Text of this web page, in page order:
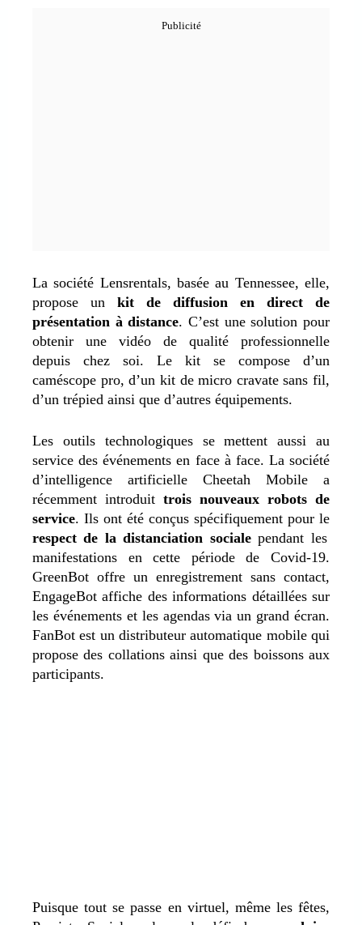
La société Lensrentals, basée au Tennessee, elle,
propose un kit de diffusion en direct de
présentation à distance. C’est une solution pour
obtenir une vidéo de qualité professionnelle
depuis chez soi. Le kit se compose d’un
caméscope pro, d’un kit de micro cravate sans fil,
d’un trépied ainsi que d’autres équipements.
Les outils technologiques se mettent aussi au
service des événements en face à face. La société
d’intelligence artificielle Cheetah Mobile a
récemment introduit trois nouveaux robots de
service. Ils ont été conçus spécifiquement pour le
respect de la distanciation socialependant les
manifestations en cette période de Covid-19.
GreenBot offre un enregistrement sans contact,
EngageBot affiche des informations détaillées sur
les événements et les agendas via un grand écran.
FanBot est un distributeur automatique mobile qui
propose des collations ainsi que des boissons aux
participants.
Puisque tout se passe en virtuel, même les fêtes,